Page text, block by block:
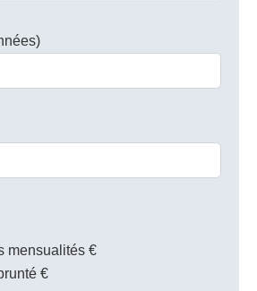
mensualités €
€